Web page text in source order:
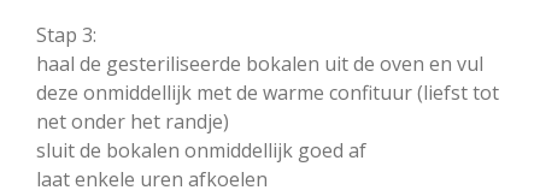
Stap 3:
haal de gesteriliseerde bokalen uit de oven en vul
deze onmiddellijk met de warme confituur (liefst tot
net onder het randje)
sluit de bokalen onmiddellijk goed af
laat enkele uren afkoelen